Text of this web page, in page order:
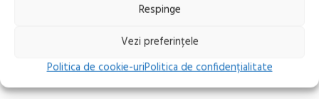
Respinge
Vezi preferințele
Politica de cookie-uriPolitica de confidențialitate
Vrei sa afli de promotiile noastre?
Aboneaza-te la newsletter-ul nostru!